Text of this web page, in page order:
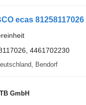
ecas
4461702230
Bendorf
GmbH